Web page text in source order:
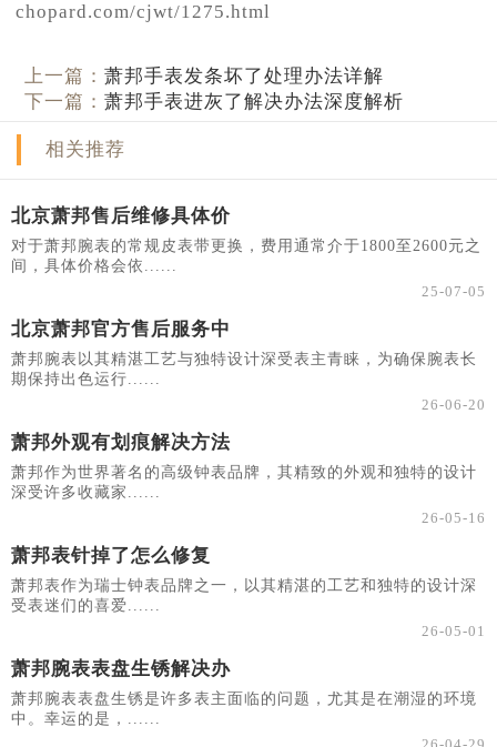
chopard.com/cjwt/1275.html
上一篇：萧邦手表发条坏了处理办法详解
下一篇：萧邦手表进灰了解决办法深度解析
相关推荐
北京萧邦售后维修具体价
对于萧邦腕表的常规皮表带更换，费用通常介于1800至2600元之
间，具体价格会依......
25-07-05
北京萧邦官方售后服务中
萧邦腕表以其精湛工艺与独特设计深受表主青睐，为确保腕表长
期保持出色运行......
26-06-20
萧邦外观有划痕解决方法
萧邦作为世界著名的高级钟表品牌，其精致的外观和独特的设计
深受许多收藏家......
26-05-16
萧邦表针掉了怎么修复
萧邦表作为瑞士钟表品牌之一，以其精湛的工艺和独特的设计深
受表迷们的喜爱......
26-05-01
萧邦腕表表盘生锈解决办
萧邦腕表表盘生锈是许多表主面临的问题，尤其是在潮湿的环境
中。幸运的是，......